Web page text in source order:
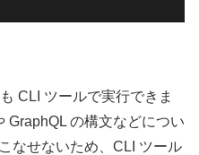
CLI ツールで実行できま
GraphQL の構文などについ
なせないため、CLI ツール